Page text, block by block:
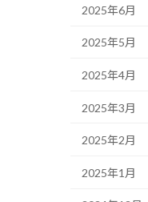
2025年6月
2025年5月
2025年4月
2025年3月
2025年2月
2025年1月